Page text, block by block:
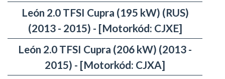
León 2.0 TFSI Cupra (195 kW) (RUS)
(2013 - 2015) - [Motorkód: CJXE]
León 2.0 TFSI Cupra (206 kW) (2013 -
2015) - [Motorkód: CJXA]